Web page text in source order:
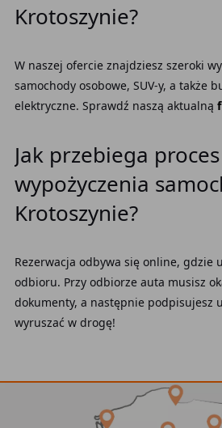
Krotoszynie?
W naszej ofercie znajdziesz szeroki
samochody osobowe, SUV-y, a także
elektryczne. Sprawdź naszą aktualną
Jak przebiega proces
wypożyczenia
Krotoszynie?
Rezerwacja odbywa się online, gdzie
odbioru. Przy odbiorze auta musisz
dokumenty, a następnie podpisujesz
wyruszać w drogę!